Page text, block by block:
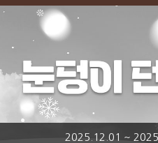
2025.12.01 ~